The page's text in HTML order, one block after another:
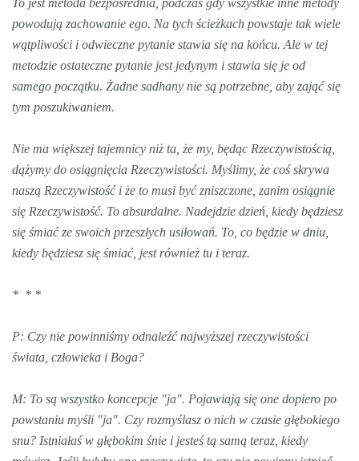
powodują zachowanie ego. Na tych ścieżkach powstaje tak wiele
wątpliwości i odwieczne pytanie stawia się na końcu. Ale w tej
metodzie ostateczne pytanie jest jedynym i stawia się je od
samego początku. Żadne sadhany nie są potrzebne, aby zająć się
tym poszukiwaniem.
Nie ma większej tajemnicy niż ta, że my, będąc Rzeczywistością,
dążymy do osiągnięcia Rzeczywistości. Myślimy, że coś skrywa
naszą Rzeczywistość i że to musi być zniszczone, zanim osiągnie
się Rzeczywistość. To absurdalne. Nadejdzie dzień, kiedy będziesz
się śmiać ze swoich przeszłych usiłowań. To, co będzie w dniu,
kiedy będziesz się śmiać, jest również tu i teraz.
* * *
P: Czy nie powinniśmy odnaleźć najwyższej rzeczywistości
świata, człowieka i Boga?
M: To są wszystko koncepcje "ja". Pojawiają się one dopiero po
powstaniu myśli "ja". Czy rozmyślasz o nich w czasie głębokiego
snu? Istniałaś w głębokim śnie i jesteś tą samą teraz, kiedy